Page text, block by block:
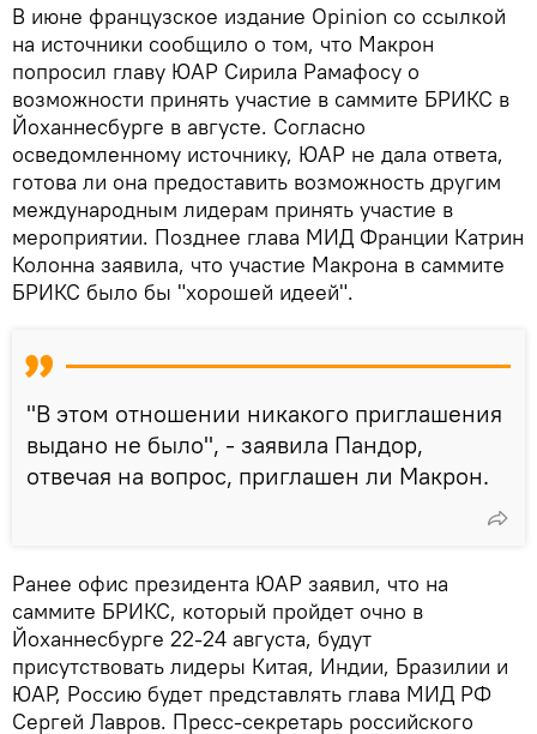
В июне французское издание Opinion со ссылкой
на источники сообщило о том, что Макрон
попросил главу ЮАР Сирила Рамафосу о
возможности принять участие в саммите БРИКС в
Йоханнесбурге в августе. Согласно
осведомленному источнику, ЮАР не дала ответа,
готова ли она предоставить возможность другим
международным лидерам принять участие в
мероприятии. Позднее глава МИД Франции Катрин
Колонна заявила, что участие Макрона в саммите
БРИКС было бы "хорошей идеей".
"В этом отношении никакого приглашения
выдано не было", - заявила Пандор,
отвечая на вопрос, приглашен ли Макрон.
Ранее офис президента ЮАР заявил, что на
саммите БРИКС, который пройдет очно в
Йоханнесбурге 22-24 августа, будут
присутствовать лидеры Китая, Индии, Бразилии и
ЮАР, Россию будет представлять глава МИД РФ
Сергей Лавров. Пресс-секретарь российского